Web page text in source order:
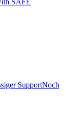
SAFE
SupportNoch